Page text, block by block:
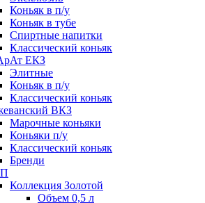
Коньяк в п/у
Коньяк в тубе
Спиртные напитки
Классический коньяк
ЕКЗ
Элитные
Коньяк в п/у
Классический коньяк
ВКЗ
Марочные коньяки
Коньяки п/у
Классический коньяк
Бренди
Коллекция Золотой
Объем 0,5 л